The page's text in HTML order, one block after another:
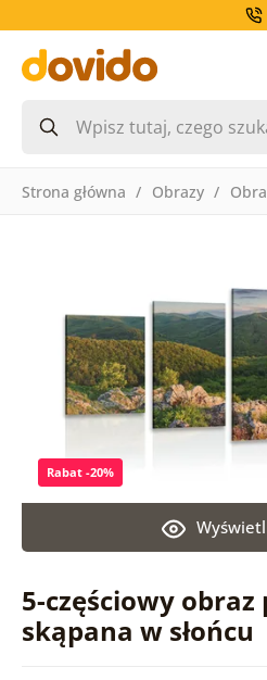
Strona główna Obrazy
5-częściowy obraz
skąpana w słońcu
Rabat -20%